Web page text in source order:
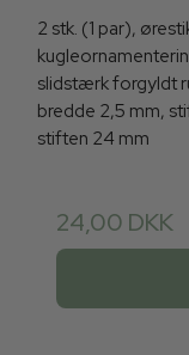
2 stk. (1 par),
slidstærk forgyldt
bredde 2,5 mm,
stiften 24 mm
24,00 DKK